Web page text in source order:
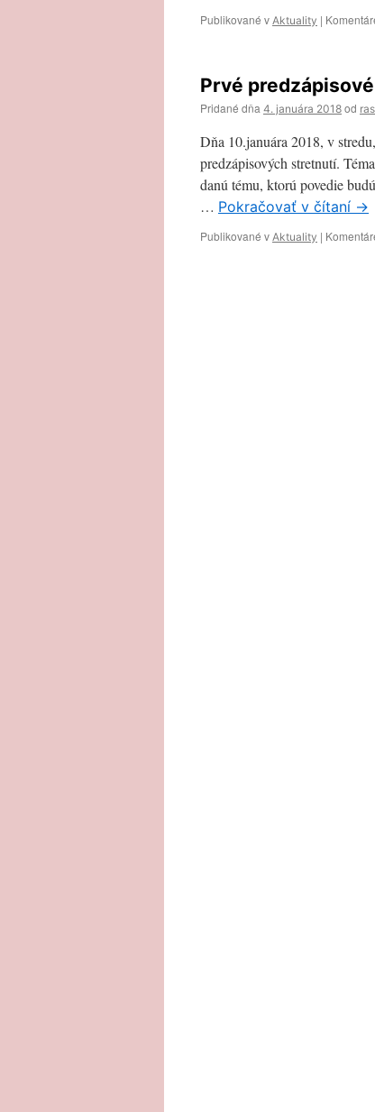
Publikované v Aktuality |
Prvé
Pridané dňa 4. januára 2018 od
Dňa 10.januára 2018, v
predzápisových stretnutí.
danú tému, ktorú povedie
… Pokračovať v čítaní →
Publikované v Aktuality |